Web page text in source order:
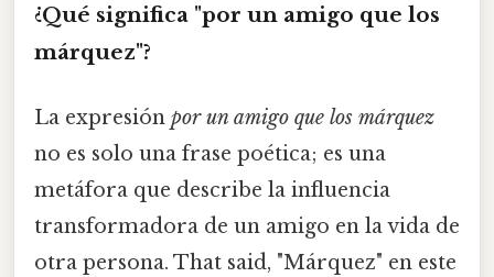
¿Qué significa "por un amigo que los
márquez"?
La expresión por un amigo que los márquez
no es solo una frase poética; es una
metáfora que describe la influencia
transformadora de un amigo en la vida de
otra persona. That said, "Márquez" en este